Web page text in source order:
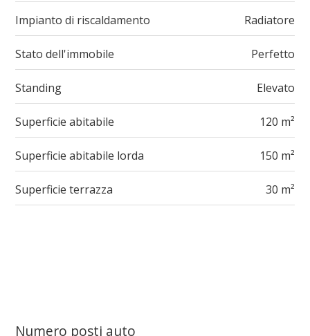
Impianto di riscaldamento Radiatore
Stato dell'immobile Perfetto
Standing Elevato
Superficie abitabile 120 m²
Superficie abitabile lorda 150 m²
Superficie terrazza 30 m²
Numero posti auto